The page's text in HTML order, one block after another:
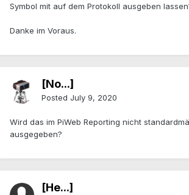
Symbol mit auf dem Protokoll ausgeben
Danke im Voraus.
[No...]
Posted July 9, 2020
Wird das im PiWeb Reporting nicht
ausgegeben?
[He...]